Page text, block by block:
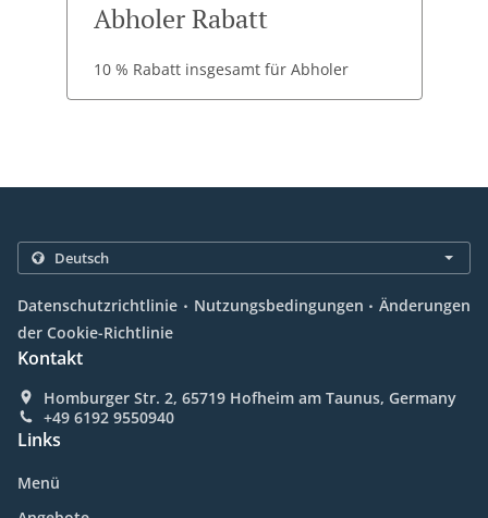
Abholer Rabatt
10 % Rabatt insgesamt für Abholer
Datenschutzrichtlinie . Nutzungsbedingungen . Änderungen
der Cookie-Richtlinie
Kontakt
Homburger Str. 2, 65719 Hofheim am Taunus, Germany
+49 6192 9550940
Links
Menü